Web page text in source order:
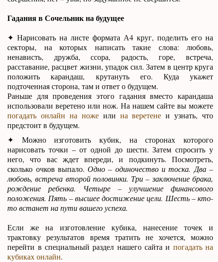
Гадания в Сочельник на будущее
✦ Нарисовать на листе формата А4 круг, поделить его на
секторы, на которых написать такие слова: любовь,
ненависть, дружба, ссора, радость, горе, встреча,
расставание, расцвет жизни, упадок сил. Затем в центр круга
положить карандаш, крутануть его. Куда укажет
подточенная сторона, там и ответ о будущем.
Раньше для проведения этого гадания вместо карандаша
использовали веретено или нож. На нашем сайте вы можете
погадать онлайн на ножеили на веретене и узнать, что
предстоит в будущем.
✦ Можно изготовить кубик, на сторонах которого
нарисовать точки – от одной до шести. Затем спросить у
него, что вас ждет впереди, и подкинуть. Посмотреть,
сколько очков выпало.Одно – одиночество и тоска. Два –
любовь, встреча второй половинки. Три – заключение брака,
рождение ребенка. Четыре – улучшение финансового
положения. Пять – высшее достижение цели. Шесть – кто-
то встанет на пути вашего успеха.
Если же на изготовление кубика, нанесение точек и
трактовку результатов время тратить не хочется, можно
перейти в специальный раздел нашего сайта и погадать на
кубиках онлайн.